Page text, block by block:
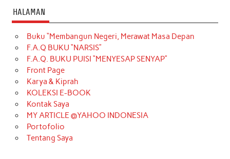
HALAMAN
Buku “Membangun Negeri, Merawat Masa Depan
F.A.Q BUKU “NARSIS”
F.A.Q. BUKU PUISI “MENYESAP SENYAP”
Front Page
Karya & Kiprah
KOLEKSI E-BOOK
Kontak Saya
MY ARTICLE @YAHOO INDONESIA
Portofolio
Tentang Saya